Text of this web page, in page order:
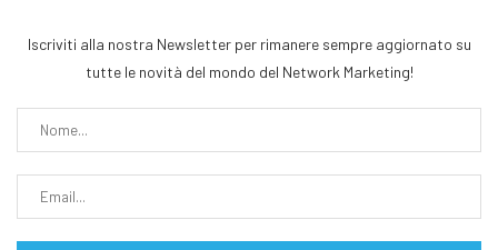
Iscriviti alla nostra Newsletter per rimanere sempre aggiornato su
tutte le novità del mondo del Network Marketing!